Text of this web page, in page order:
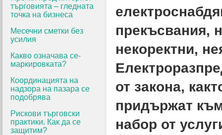
търговията – гледната
точка на бизнеса
Месечни сметки без
усилия
Какво означава се-
маркировката?
Координацията на
надзора на пазара се
подобрява
Рискови търговски
практики. Как да се
защитим?
прекъсвания,
некоректни,
от закона,
придържат
набор от